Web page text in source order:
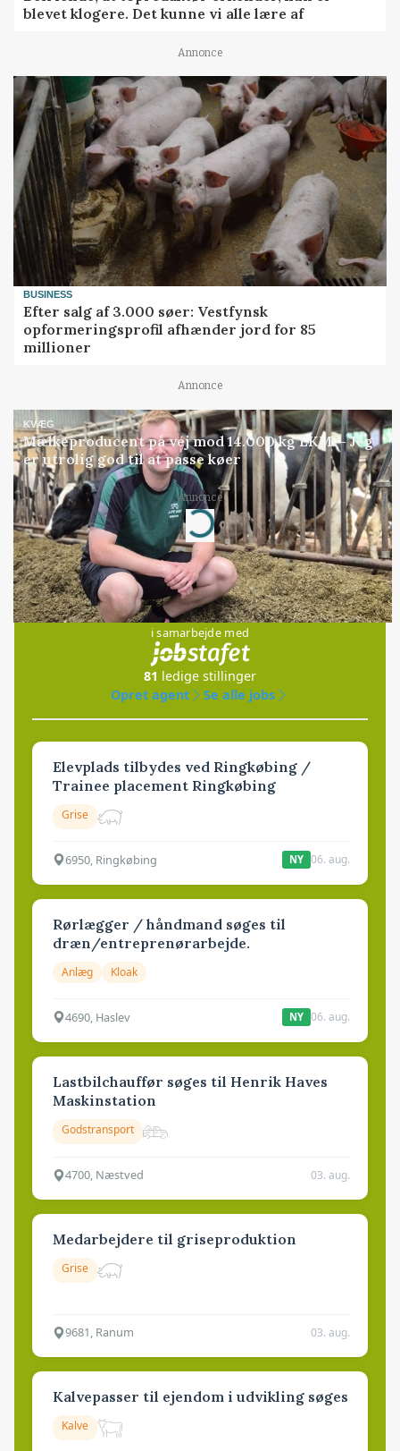
blevet klogere. Det kunne vi alle lære af
Annonce
BUSINESS
Efter salg af 3.000 søer: Vestfynsk
opformeringsprofil afhænder jord for 85
millioner
Annonce
KVÆG
Mælkeproducent på vej mod 14.000 kg EKM: - Jeg
er utrolig god til at passe køer
Annonce
Loading...
Jobs
i samarbejde med
81 ledige stillinger
Opret agent
Se alle jobs
Elevplads tilbydes ved Ringkøbing /
Trainee placement Ringkøbing
Grise
6950, Ringkøbing NY 06. aug.
Rørlægger / håndmand søges til
dræn/entreprenørarbejde.
Anlæg Kloak
4690, Haslev NY 06. aug.
Lastbilchauffør søges til Henrik Haves
Maskinstation
Godstransport
4700, Næstved 03. aug.
Medarbejdere til griseproduktion
Grise
9681, Ranum 03. aug.
Kalvepasser til ejendom i udvikling søges
Kalve